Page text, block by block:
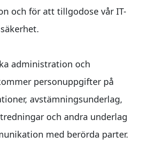
och för att tillgodose vår IT-
administration och
personuppgifter på
avstämningsunderlag,
och andra underlag
med berörda parter.